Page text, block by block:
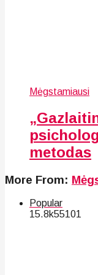
Mėgstamiausi
metodas
More From:
Popular
15.8k55101